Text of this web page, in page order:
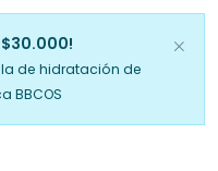
$30.000!
de hidratación de
BBCOS